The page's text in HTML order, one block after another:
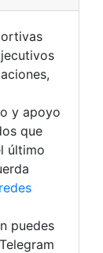
y apoyo
que
último
puedes